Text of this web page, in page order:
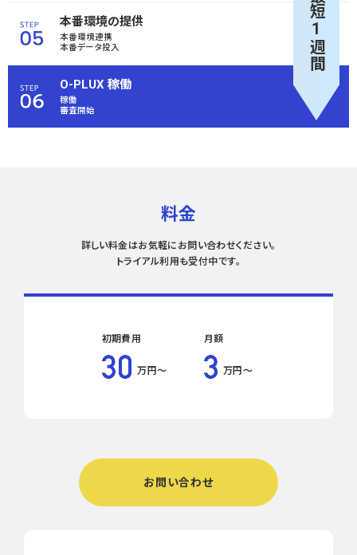
本番環境の提供
本番環境連携
本番データ投入
O-PLUX 稼働
稼働
審査開始
最短1週間
料金
詳しい料金はお気軽にお問い合わせください。
トライアル利用も受付中です。
初期費用
万円〜
月額
万円〜
お問い合わせ